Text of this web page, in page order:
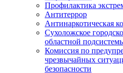
Профилактика
Антитеррор
Антинаркотическая
Сухоложское
областной
Комиссия по
чрезвычайных
безопасности